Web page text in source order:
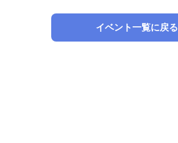
イベント一覧に戻る